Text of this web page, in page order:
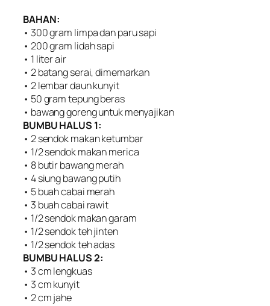
BAHAN:
• 300 gram limpa dan paru sapi
• 200 gram lidah sapi
• 1 liter air
• 2 batang serai, dimemarkan
• 2 lembar daun kunyit
• 50 gram tepung beras
• bawang goreng untuk menyajikan
BUMBU HALUS 1:
• 2 sendok makan ketumbar
• 1/2 sendok makan merica
• 8 butir bawang merah
• 4 siung bawang putih
• 5 buah cabai merah
• 3 buah cabai rawit
• 1/2 sendok makan garam
• 1/2 sendok teh jinten
• 1/2 sendok teh adas
BUMBU HALUS 2:
• 3 cm lengkuas
• 3 cm kunyit
• 2 cm jahe